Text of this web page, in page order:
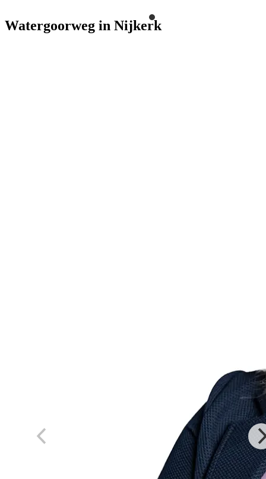
Watergoorweg in Nijkerk